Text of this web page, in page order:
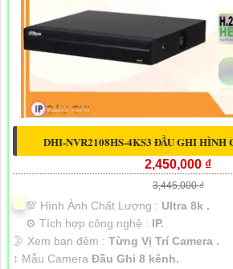
DHI-NVR2108HS-4KS3 ĐẦU GHI HÌNH
2,450,000 ₫
3,445,000 ₫
💯 Hình Ành Chất Lượng : Ultra 8k .
⚙ Tích hợp công nghệ : IP.
🌛 Xem ban đêm : Từng Vị Trí Camera .
↕️ Mẫu Camera Đầu Ghi 8 kênh.